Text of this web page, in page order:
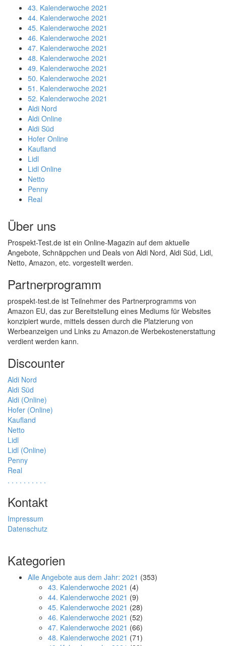
43. Kalenderwoche 2021
44. Kalenderwoche 2021
45. Kalenderwoche 2021
46. Kalenderwoche 2021
47. Kalenderwoche 2021
48. Kalenderwoche 2021
49. Kalenderwoche 2021
50. Kalenderwoche 2021
51. Kalenderwoche 2021
52. Kalenderwoche 2021
Aldi Nord
Aldi Online
Aldi Süd
Hofer Online
Kaufland
Lidl
Lidl Online
Netto
Penny
Real
Über uns
Prospekt-Test.de ist ein Online-Magazin auf dem aktuelle
Angebote, Schnäppchen und Deals von Aldi Nord, Aldi Süd, Lidl,
Netto, Amazon, etc. vorgestellt werden.
Partnerprogramm
prospekt-test.de ist Teilnehmer des Partnerprogramms von
Amazon EU, das zur Bereitstellung eines Mediums für Websites
konzipiert wurde, mittels dessen durch die Platzierung von
Werbeanzeigen und Links zu Amazon.de Werbekostenerstattung
verdient werden kann.
Discounter
Aldi Nord
Aldi Süd
Aldi (Online)
Hofer (Online)
Kaufland
Netto
Lidl
Lidl (Online)
Penny
Real
. . . . . . . . . .
Kontakt
Impressum
Datenschutz
Kategorien
Alle Angebote aus dem Jahr: 2021 (353)
43. Kalenderwoche 2021 (4)
44. Kalenderwoche 2021 (9)
45. Kalenderwoche 2021 (28)
46. Kalenderwoche 2021 (52)
47. Kalenderwoche 2021 (66)
48. Kalenderwoche 2021 (71)